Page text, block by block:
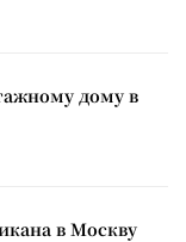
дому в
в Москву